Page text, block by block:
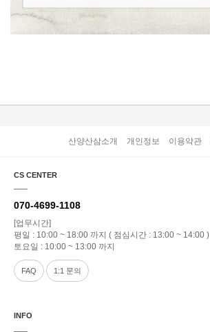
산양산삼소개 개인정보 이용약관
CS CENTER
070-4699-1108
[업무시간]
평일 : 10:00 ~ 18:00 까지 ( 점심시간 : 13:00 ~ 14:00 )
토요일 : 10:00 ~ 13:00 까지
FAQ 1:1 문의
INFO